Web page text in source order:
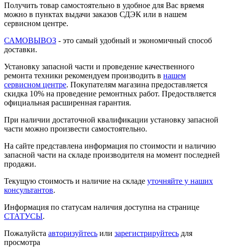
Получить товар самостоятельно в удобное для Вас вряемя
можно в пунктах выдачи заказов СДЭК или в нашем
сервисном центре.
САМОВЫВОЗ - это самый удобный и экономичный способ
доставки.
Установку запасной части и проведение качественного
ремонта техники рекомендуем производить в нашем
сервисном центре. Покупателям магазина предоставляется
скидка 10% на проведение ремонтных работ. Предоствляется
официальная расширенная гарантия.
При наличии достаточной квалификации установку запасной
части можно произвести самостоятельно.
На сайте представлена информация по стоимости и наличию
запасной части на складе производителя на момент последней
продажи.
Текущую стоимость и наличие на складе уточняйте у наших
консультантов.
Информация по статусам наличия доступна на странице
СТАТУСЫ.
Пожалуйста авторизуйтесь или зарегистрируйтесь для
просмотра